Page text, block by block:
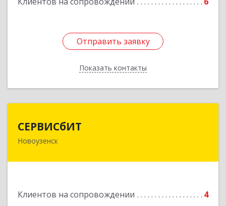
Отправить заявку
Показать контакты
Отправить заявку
Назад
СЕРВИСбИТ
Новоузенск
Клиентов на сопровождении 4
413 360, Саратовская обл, Новоузенский р-н,